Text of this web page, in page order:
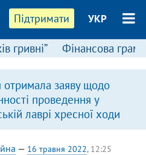
Підтримати УКР
гривні” Фінансова
отримала заяву щодо
проведення у
лаврі хресної ходи
— 16 травня 2022, 12:25